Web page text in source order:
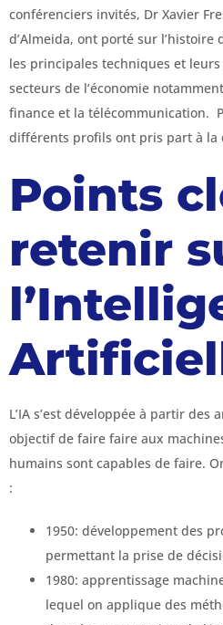
conférenciers invités, Dr Xavier
d’Almeida, ont porté sur l’histoire
les principales techniques et
secteurs de l’économie
finance et la télécommunication.
différents profils ont pris part à la
Points
retenir
L’IA s’est développée à partir des
objectif de faire faire aux
humains sont capables de faire.
:
1950: développement des
permettant la prise de
1980: apprentissage
lequel on applique des